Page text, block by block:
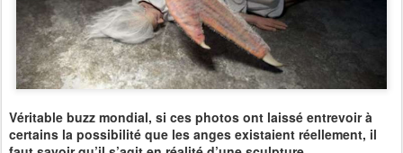
Véritable buzz mondial, si ces photos ont laissé entrevoir à
certains la possibilité que les anges existaient réellement, il